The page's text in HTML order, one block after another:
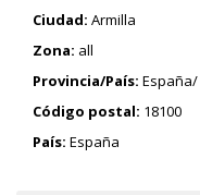
Ciudad: Armilla
Zona: all
Provincia/País:
Código postal: 18100
País: España